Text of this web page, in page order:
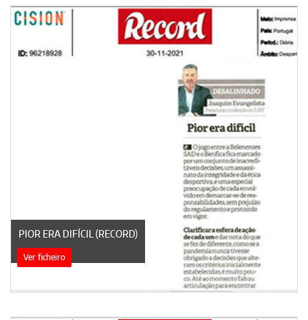
PIOR ERA DIFÍCIL (RECORD)
Ver ficheiro